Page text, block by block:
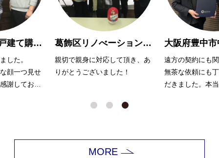
葛飾区リノべーションマンション購入 O様
て頂き、あ
た！
大阪府豊中市中古マンション購入Y様
遠方の契約にも関わらず、また
無茶な依頼にも丁寧に対応いた
大変お世話にな
無理を言っても
ず、努力いただ
MORE